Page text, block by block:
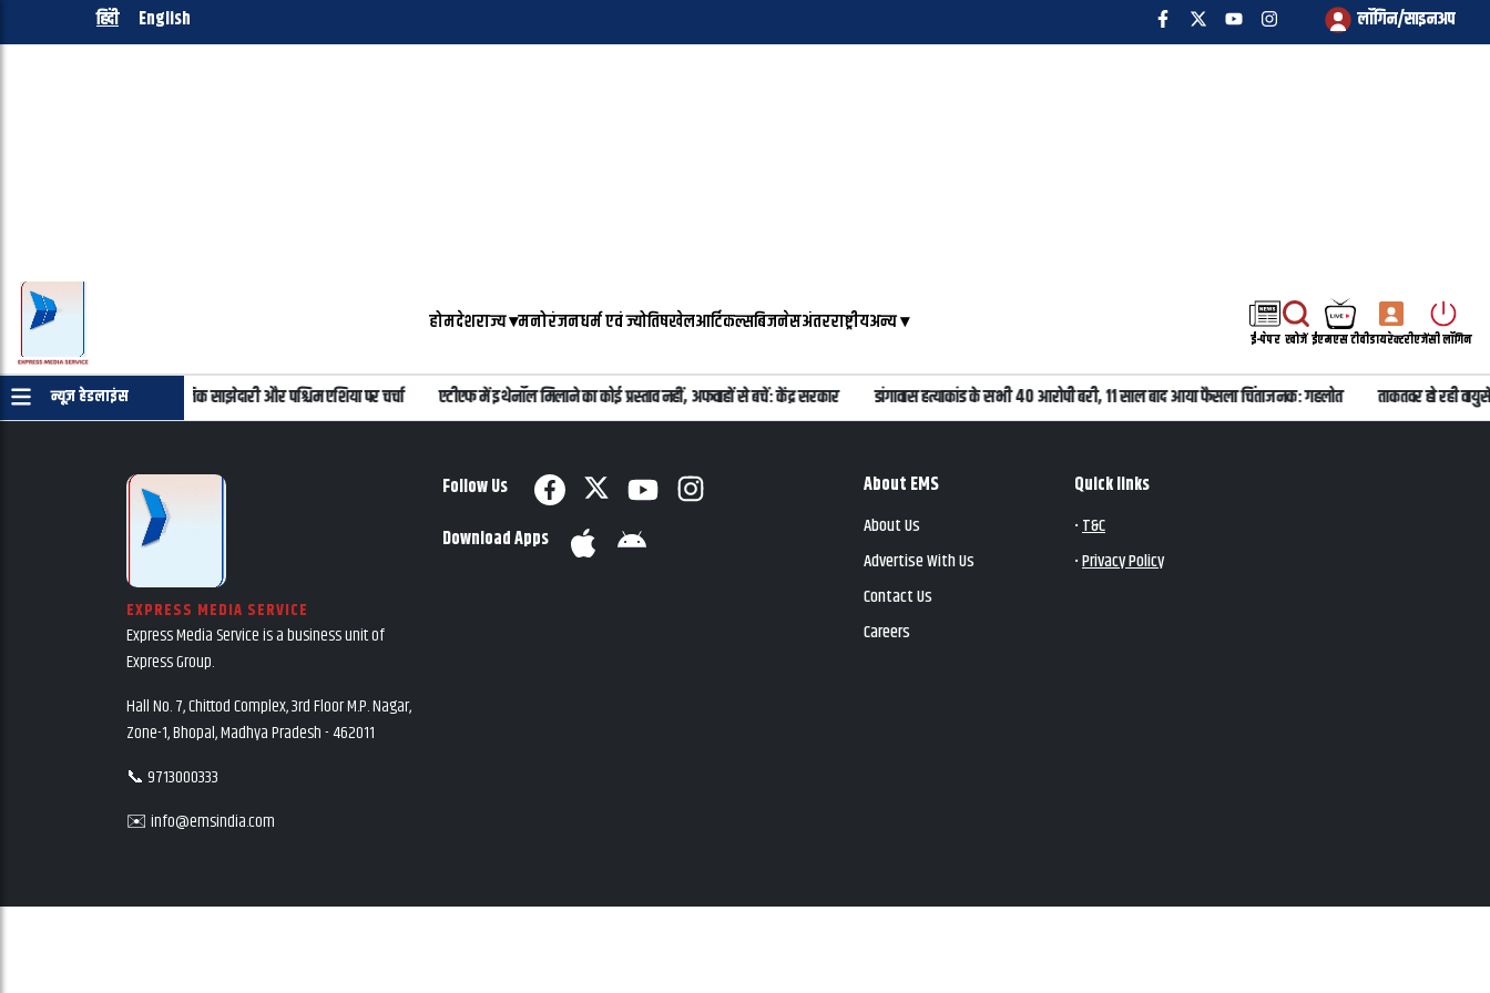
हिंदी English लॉगिन/साइनअप
होमदेशराज्य▾मनोरंजनधर्म एवं ज्योतिषखेलआर्टिकल्सबिजनेसअंतरराष्ट्रीयअन्य▾
ई-पेपर खोजें ईएमएस टीवीडायरेक्टरीएजेंसी लॉगिन
न्यूज़ हेडलाइंस
भारत-इजरायल रणनीतिक साझेदारी और पश्चिम एशिया पर चर्चा एटीएफ में इथेनॉल मिलाने का कोई प्रस्ताव नहीं, अफवाहों से बचें: केंद्र सरकार डांगावास हत्याकांड के सभी 40 आरोपी बरी, 11 साल बाद आया फैसला चिंताजनक: गहलोत ताकतवर हो रही
EXPRESS MEDIA SERVICE
Express Media Service is a business unit of
Express Group.
Hall No. 7, Chittod Complex, 3rd Floor M.P. Nagar,
Zone-1, Bhopal, Madhya Pradesh - 462011
📞 9713000333
✉️ info@emsindia.com
Follow Us
Download Apps
About EMS
About Us
Advertise With Us
Contact Us
Careers
Quick links
•T&C
•Privacy Policy